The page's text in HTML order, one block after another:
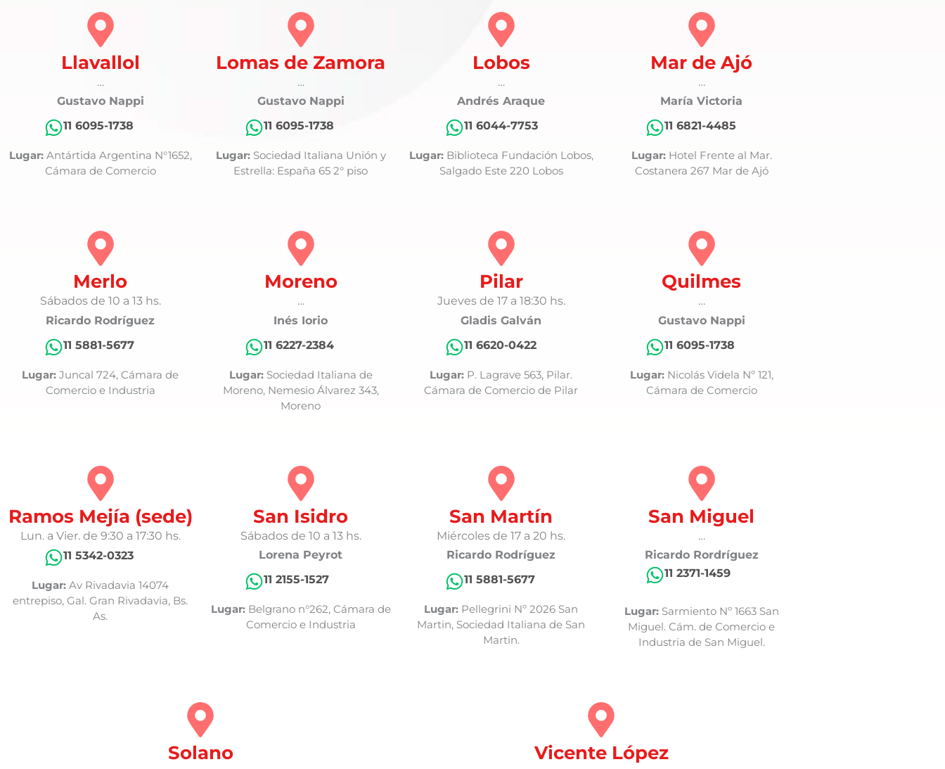
Llavallol
…
Gustavo Nappi
11 6095-1738
Lugar:Antártida Argentina N°1652,
Cámara de Comercio
Lomas de Zamora
…
Gustavo Nappi
11 6095-1738
Lugar:Sociedad Italiana Unión y
Estrella: España 65 2° piso
Lobos
…
Andrés Araque
11 6044-7753
Lugar:Biblioteca Fundación Lobos,
Salgado Este 220 Lobos
Mar de Ajó
…
María Victoria
11 6821-4485
Lugar:Hotel Frente al Mar.
Costanera 267 Mar de Ajó
Merlo
Sábados de 10 a 13 hs.
Ricardo Rodríguez
11 5881-5677
Lugar: Juncal 724, Cámara de
Comercio e Industria
Moreno
…
Inés Iorio
11 6227-2384
Lugar:Sociedad Italiana de
Moreno, Nemesio Álvarez 343,
Moreno
Pilar
Jueves de 17 a 18:30 hs.
Gladis Galván
11 6620-0422
Lugar: P. Lagrave 563, Pilar.
Cámara de Comercio de Pilar
Quilmes
…
Gustavo Nappi
11 6095-1738
Lugar:Nicolás Videla Nº 121,
Cámara de Comercio
Ramos Mejía (sede)
Lun. a Vier. de 9:30 a 17:30 hs.
11 5342-0323
Lugar: Av Rivadavia 14074
entrepiso, Gal. Gran Rivadavia, Bs.
As.
San Isidro
Sábados de 10 a 13 hs.
Lorena Peyrot
11 2155-1527
Lugar:Belgrano n°262, Cámara de
Comercio e Industria
San Martín
Miércoles de 17 a 20 hs.
Ricardo Rodríguez
11 5881-5677
Lugar: Pellegrini Nº 2026 San
Martin, Sociedad Italiana de San
Martin.
San Miguel
…
Ricardo Rordríguez
11 2371-1459
Lugar:Sarmiento Nº 1663 San
Miguel. Cám. de Comercio e
Industria de San Miguel.
Solano Vicente López